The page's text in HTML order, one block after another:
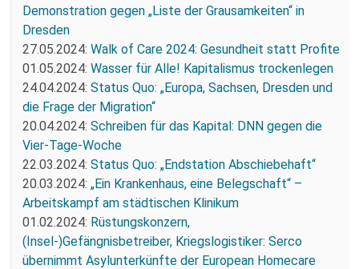
Demonstration gegen „Liste der Grausamkeiten“ in
Dresden
27.05.2024: Walk of Care 2024: Gesundheit statt Profite
01.05.2024: Wasser für Alle! Kapitalismus trockenlegen
24.04.2024: Status Quo: „Europa, Sachsen, Dresden und
die Frage der Migration“
20.04.2024: Schreiben für das Kapital: DNN gegen die
Vier-Tage-Woche
22.03.2024: Status Quo: „Endstation Abschiebehaft“
20.03.2024: „Ein Krankenhaus, eine Belegschaft“ –
Arbeitskampf am städtischen Klinikum
01.02.2024: Rüstungskonzern,
(Insel-)Gefängnisbetreiber, Kriegslogistiker: Serco
übernimmt Asylunterkünfte der European Homecare